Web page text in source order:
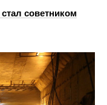
советником